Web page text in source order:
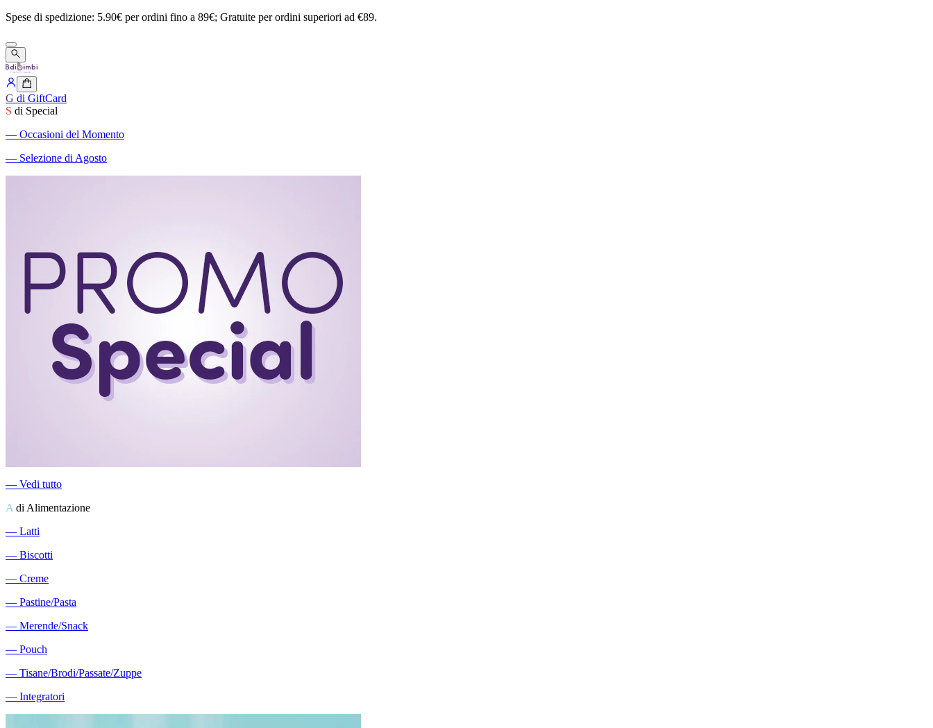
Spese di spedizione: 5.90€ perordini fino a 89€; Gratuite perordini superiori ad €89.
G di GiftCard
S di Special
― Occasioni del Momento
― Selezione di Agosto
― Vedi tutto
A di Alimentazione
― Latti
― Biscotti
― Creme
― Pastine/Pasta
― Merende/Snack
― Pouch
― Tisane/Brodi/Passate/Zuppe
― Integratori